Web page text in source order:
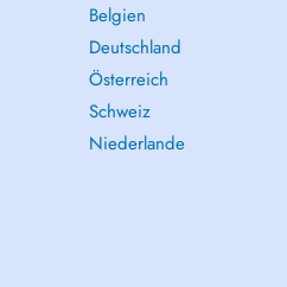
Belgien
Deutschland
Österreich
Schweiz
Niederlande